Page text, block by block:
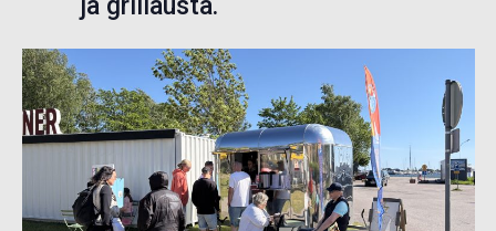
g
o
i
ja grillausta.